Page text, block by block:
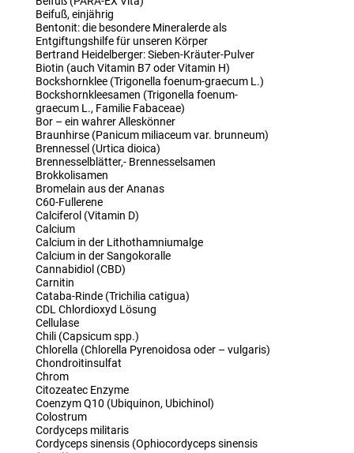
Beifuß, einjährig
Bentonit: die besondere Mineralerde als
Entgiftungshilfe für unseren Körper
Bertrand Heidelberger: Sieben-Kräuter-Pulver
Biotin (auch Vitamin B7 oder Vitamin H)
Bockshornklee (Trigonella foenum-graecum L.)
Bockshornkleesamen (Trigonella foenum-
graecum L., Familie Fabaceae)
Bor – ein wahrer Alleskönner
Braunhirse (Panicum miliaceum var. brunneum)
Brennessel (Urtica dioica)
Brennesselblätter,- Brennesselsamen
Brokkolisamen
Bromelain aus der Ananas
C60-Fullerene
Calciferol (Vitamin D)
Calcium
Calcium in der Lithothamniumalge
Calcium in der Sangokoralle
Cannabidiol (CBD)
Carnitin
Cataba-Rinde (Trichilia catigua)
CDL Chlordioxyd Lösung
Cellulase
Chili (Capsicum spp.)
Chlorella (Chlorella Pyrenoidosa oder – vulgaris)
Chondroitinsulfat
Chrom
Citozeatec Enzyme
Coenzym Q10 (Ubiquinon, Ubichinol)
Colostrum
Cordyceps militaris
Cordyceps sinensis (Ophiocordyceps sinensis